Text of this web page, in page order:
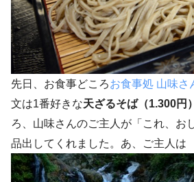
先日、お食事どころお食事処 山味さ
文は1番好きな天ざるそば（1.300円）
ろ、山味さんのご主人が「これ、お
品出してくれました。あ、ご主人は